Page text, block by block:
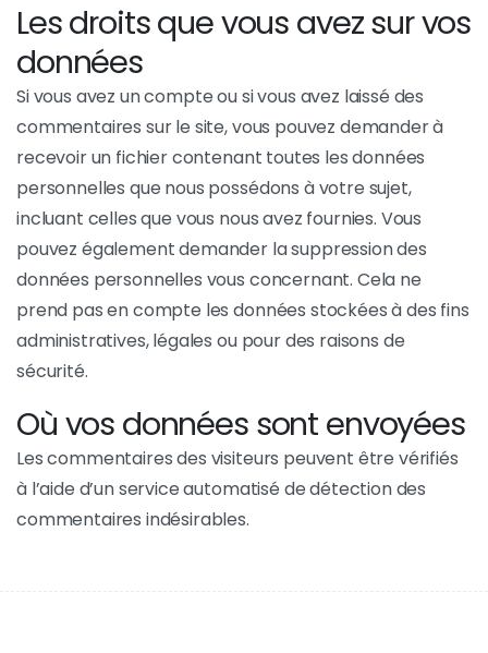
Les droits que vous avez sur vos
données
Si vous avez un compte ou si vous avez laissé des
commentaires sur le site, vous pouvez demander à
recevoir un fichier contenant toutes les données
personnelles que nous possédons à votre sujet,
incluant celles que vous nous avez fournies. Vous
pouvez également demander la suppression des
données personnelles vous concernant. Cela ne
prend pas en compte les données stockées à des fins
administratives, légales ou pour des raisons de
sécurité.
Où vos données sont envoyées
Les commentaires des visiteurs peuvent être vérifiés
à l’aide d’un service automatisé de détection des
commentaires indésirables.